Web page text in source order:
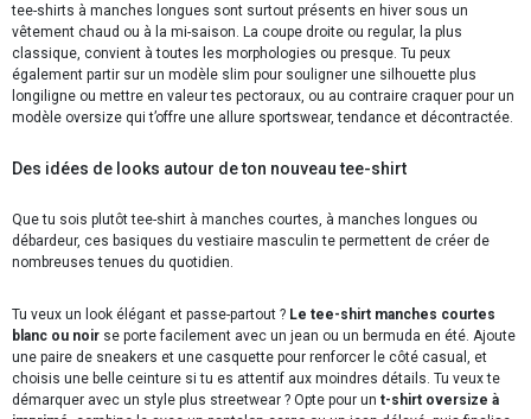
tee-shirts à manches longues sont surtout présents en hiver sous un
vêtement chaud ou à la mi-saison. La coupe droite ou regular, la plus
classique, convient à toutes les morphologies ou presque. Tu peux
également partir sur un modèle slim pour souligner une silhouette plus
longiligne ou mettre en valeur tes pectoraux, ou au contraire craquer pour un
modèle oversize qui t’offre une allure sportswear, tendance et décontractée.
Des idées de looks autour de ton nouveau tee-shirt
Que tu sois plutôt tee-shirt à manches courtes, à manches longues ou
débardeur, ces basiques du vestiaire masculin te permettent de créer de
nombreuses tenues du quotidien.
Tu veux un look élégant et passe-partout ? Le tee-shirt manches courtes
blanc ou noir se porte facilement avec un jean ou un bermuda en été. Ajoute
une paire de sneakers et une casquette pour renforcer le côté casual, et
choisis une belle ceinture si tu es attentif aux moindres détails. Tu veux te
démarquer avec un style plus streetwear ? Opte pour un t-shirt oversize à